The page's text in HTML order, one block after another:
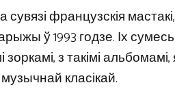
сувязі французскія
ў 1993 годзе. Іх
з такімі альбомамі,
класікай.